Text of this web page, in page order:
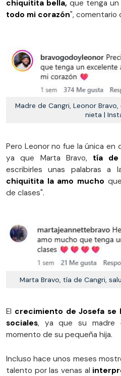
chiquitita bella, que tenga
todo mi corazón", comentario
Madre de Cangri, Leonor
nieta |
Pero Leonor no fue la única en
ya que Marta Bravo, tía de
escribirles unas palabras a
chiquitita la amo mucho
de clases".
Marta Bravo, tía de Cangri,
El crecimiento de Josefa se
sociales, ya que su madre
momento de su pequeña hija.
Incluso hace unos meses
talento por las venas al